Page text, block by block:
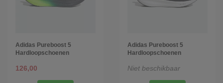
Adidas Pureboost 5
Hardloopschoenen
126,00
Adidas Pureboost 5
Hardloopschoenen
Niet beschikbaar